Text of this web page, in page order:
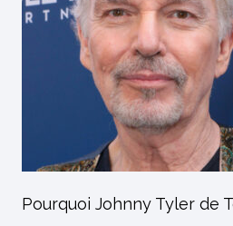
Pourquoi Johnny Tyler de